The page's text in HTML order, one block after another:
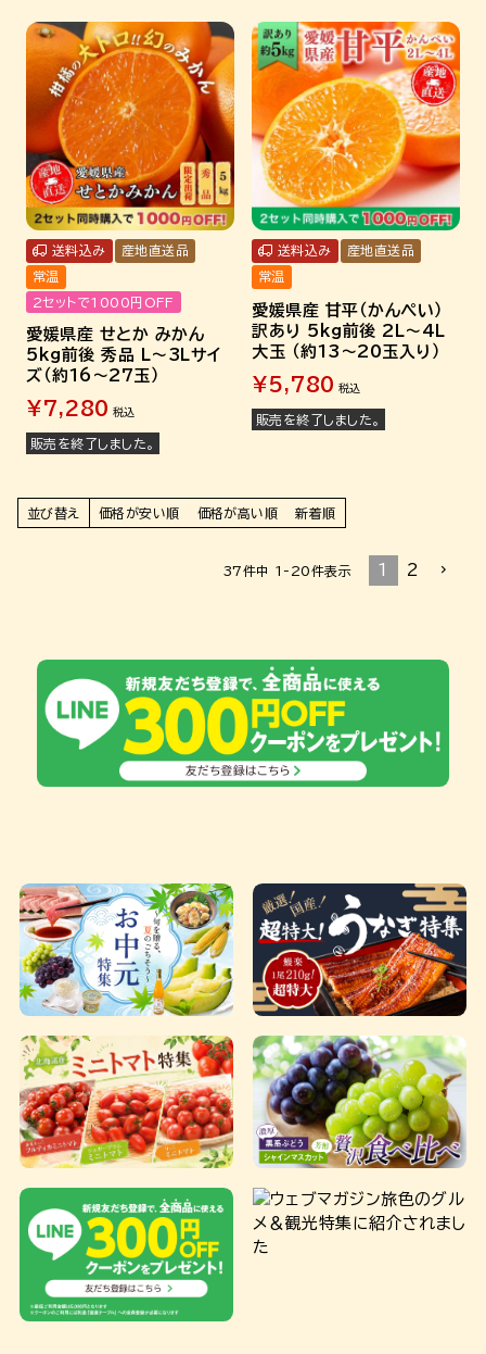
愛媛県産 せとか みかん
5kg前後 秀品 L～3Lサイ
ズ（約16～27玉）
送料込み 産地直送品
常温
2セットで1000円OFF
¥ 7,280 税込
販売を終了しました。
愛媛県産 甘平（かんぺい）
訳あり 5kg前後 2L～4L
大玉 （約13～20玉入り）
送料込み 産地直送品
常温
¥ 5,780 税込
販売を終了しました。
並び替え 価格が安い順 価格が高い順 新着順
37件中 1- 20件表示 1 2